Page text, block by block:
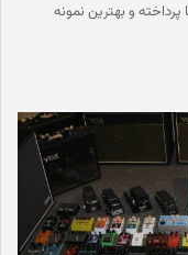
و بهترین نمونه‌